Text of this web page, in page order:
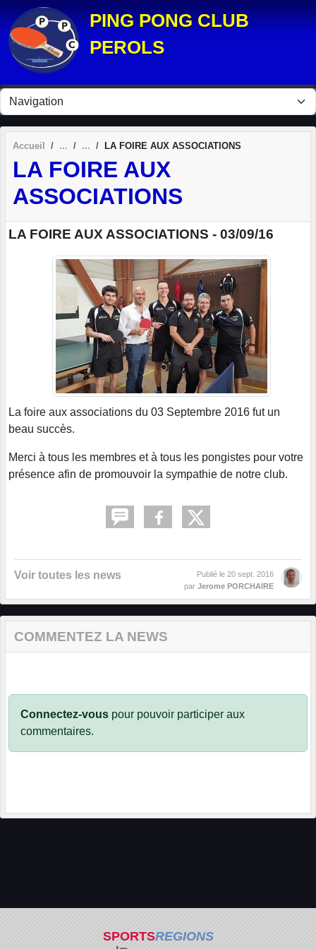
PING PONG CLUB
PEROLS
Accueil LA FOIRE AUX ASSOCIATIONS
LA FOIRE AUX
ASSOCIATIONS
LA FOIRE AUX ASSOCIATIONS - 03/09/16
La foire aux associations du 03 Septembre 2016 fut un
beau succès.
Merci à tous les membres et à tous les pongistes pour votre
présence afin de promouvoir la sympathie de notre club.
Voir toutes les news Publié le 20 sept. 2016
par Jerome PORCHAIRE
COMMENTEZ LA NEWS
Connectez-vous pour pouvoir participer aux
commentaires.
SPORTSREGIONS
Panneau de gestion des cookies